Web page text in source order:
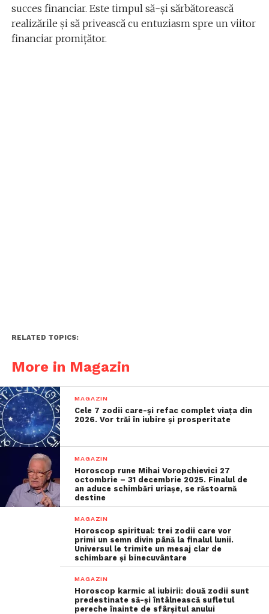
succes financiar. Este timpul să-și sărbătorească
realizările și să privească cu entuziasm spre un viitor
financiar promițător.
RELATED TOPICS:
More in Magazin
MAGAZIN
Cele 7 zodii care-și refac complet viața din
2026. Vor trăi în iubire și prosperitate
MAGAZIN
Horoscop rune Mihai Voropchievici 27
octombrie – 31 decembrie 2025. Finalul de
an aduce schimbări uriașe, se răstoarnă
destine
MAGAZIN
Horoscop spiritual: trei zodii care vor
primi un semn divin până la finalul lunii.
Universul le trimite un mesaj clar de
schimbare și binecuvântare
MAGAZIN
Horoscop karmic al iubirii: două zodii sunt
predestinate să-și întâlnească sufletul
pereche înainte de sfârșitul anului